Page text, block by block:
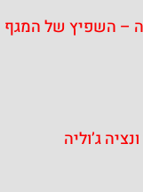
– השפיץ של המגף
ג’וליה